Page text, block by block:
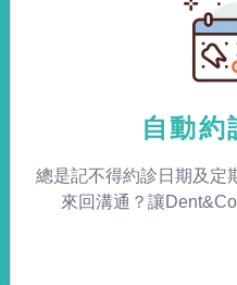
自動約
總是記不得約診日期及定
來回溝通？讓